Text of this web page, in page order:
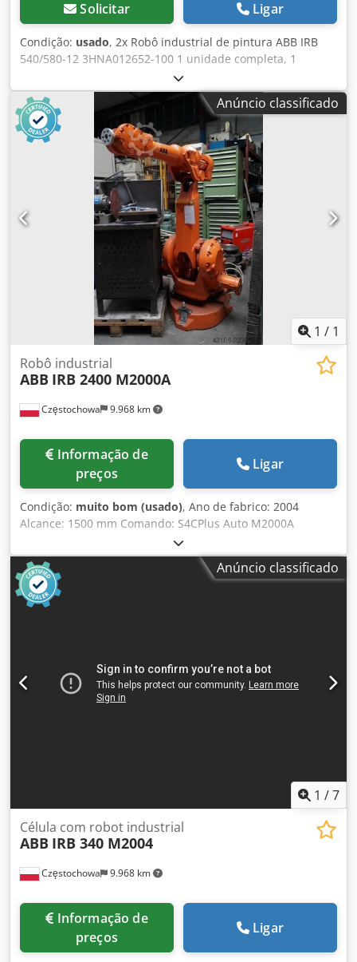
Solicitar Ligar
Condição: usado, 2x Robô industrial de pintura ABB IRB
540/580-12 3HNA012652-100 1 unidade completa, 1
unidade para peças SN BT0685548-10 Dedey Aw Taspfx Ap
Dskr SN BT0685323-10
Anúncio classificado
1 / 1
Częstochowa 9.968 km
Robô industrial
ABB IRB 2400 M2000A
preços
Ligar
Condição: muito bom (usado), Ano de fabrico: 2004
Alcance: 1500 mm Comando: S4CPlus Auto M2000A
Capacidade de carga: 12 kg Dedpfxsxqn Nxo Ap Dokr A
oferta refere-se apenas ao braço do robô
Anúncio classificado
1 /7
Częstochowa 9.968 km
Célula com robot industrial
ABB IRB 340 M2004
preços
Ligar